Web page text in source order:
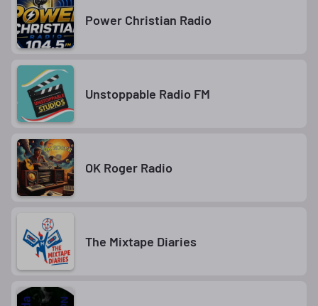
Power Christian Radio
Unstoppable Radio FM
OK Roger Radio
The Mixtape Diaries